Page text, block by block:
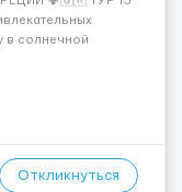
в солнечной
тебя! 🔹
Откликнуться